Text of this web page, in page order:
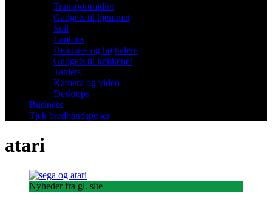
Transportmidler
Gadgets til hjemmet
Spil
Laptops
Headsets og højttalere
Gadgets til køkkenet
Tablets
Kamera og video
Desktops
Business
Tjek bredbåndspriser
atari
Nyheder fra gl. site